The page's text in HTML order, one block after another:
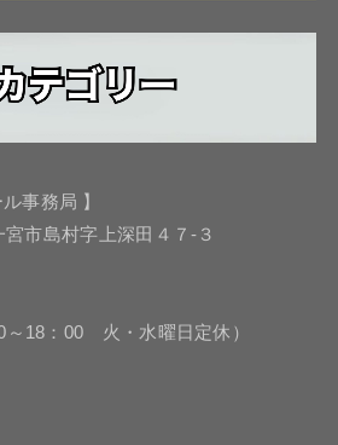
事務局 】
市島村字上深田４７-３
18：00 火・水曜日定休）